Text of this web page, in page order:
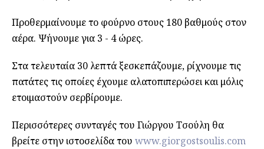
Προθερμαίνουμε το φούρνο στους 180 βαθμούς στον
αέρα. Ψήνουμε για 3 - 4 ώρες.
Στα τελευταία 30 λεπτά ξεσκεπάζουμε, ρίχνουμε τις
πατάτες τις οποίες έχουμε αλατοπιπερώσει και μόλις
ετοιμαστούν σερβίρουμε.
Περισσότερες συνταγές του Γιώργου Τσούλη θα
βρείτε στην ιστοσελίδα του www.giorgostsoulis.com